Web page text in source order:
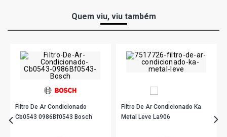
Quem viu, viu também
Filtro De Ar Condicionado
Cb0543 0986Bf0543 Bosch
Filtro De Ar Condicionado Ka
Metal Leve La906